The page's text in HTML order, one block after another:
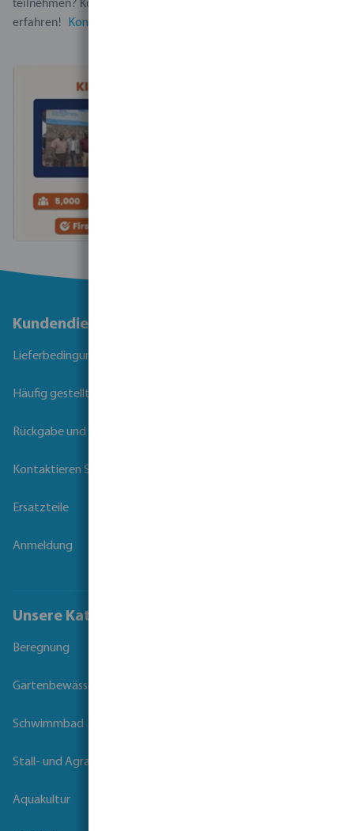
teilnehmen? Kontaktieren Sie unser Vertriebsteam, um mehr zu
erfahren!
Kontaktiere uns
Kundendienst
Lieferbedingungen
Häufig gestellte Fragen
Rückgabe und Garantie
Kontaktieren Sie uns
Ersatzteile
Anmeldung
Unsere Kataloge
Beregnung
Gartenbewässerung
Schwimmbad
Stall- und Agrartechnik
Aquakultur